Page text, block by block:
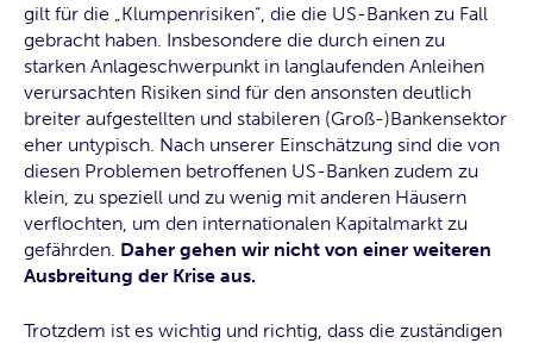
gilt für die „Klumpenrisiken“, die die US-Banken zu Fall
gebracht haben. Insbesondere die durch einen zu
starken Anlageschwerpunkt in langlaufenden Anleihen
verursachten Risiken sind für den ansonsten deutlich
breiter aufgestellten und stabileren (Groß-)Bankensektor
eher untypisch. Nach unserer Einschätzung sind die von
diesen Problemen betroffenen US-Banken zudem zu
klein, zu speziell und zu wenig mit anderen Häusern
verflochten, um den internationalen Kapitalmarkt zu
gefährden. Daher gehen wir nicht von einer weiteren
Ausbreitung der Krise aus.
Trotzdem ist es wichtig und richtig, dass die zuständigen